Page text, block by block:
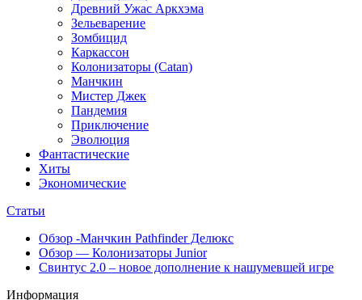
Древний Ужас Аркхэма
Зельеварение
Зомбицид
Каркассон
Колонизаторы (Catan)
Манчкин
Мистер Джек
Пандемия
Приключение
Эволюция
Фантастические
Хиты
Экономические
Статьи
Обзор -Манчкин Pathfinder Делюкс
Обзор — Колонизаторы Junior
Свинтус 2.0 – новое дополнение к нашумевшей игре
Информация